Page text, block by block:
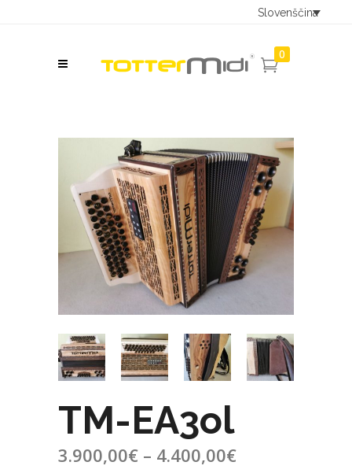
Slovenščina
0
TM-EA3ol
3.900,00€ – 4.400,00€